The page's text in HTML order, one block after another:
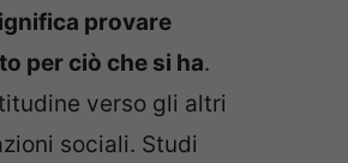
provare
per ciò che si ha.
verso gli altri
sociali. Studi